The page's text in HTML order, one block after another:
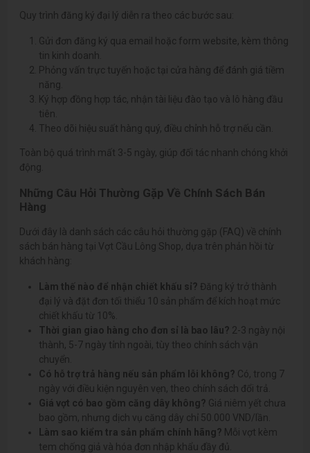
Quy trình đăng ký đại lý diễn ra theo các bước sau:
Gửi đơn đăng ký qua email hoặc form website, kèm thông
tin kinh doanh.
Phỏng vấn trực tuyến hoặc tại cửa hàng để đánh giá tiềm
năng.
Ký hợp đồng hợp tác, nhận tài liệu đào tạo và lô hàng đầu
tiên.
Theo dõi hiệu suất hàng quý, điều chỉnh hỗ trợ nếu cần.
Toàn bộ quá trình mất 3-5 ngày, giúp đối tác nhanh chóng khởi
động.
Những Câu Hỏi Thường Gặp Về Chính Sách Bán
Hàng
Dưới đây là danh sách các câu hỏi thường gặp (FAQ) về chính
sách bán hàng tại Vợt Cầu Lông Shop, dựa trên phản hồi từ
khách hàng:
Làm thế nào để nhận chiết khấu sỉ? Đăng ký trở thành
đại lý và đặt đơn tối thiểu 10 sản phẩm để kích hoạt mức
chiết khấu từ 10%.
Thời gian giao hàng cho đơn sỉ là bao lâu? 2-3 ngày nội
thành, 5-7 ngày tỉnh ngoài, tùy theo chính sách vận
chuyển.
Có hỗ trợ trả hàng nếu sản phẩm lỗi không? Có, trong 7
ngày với điều kiện nguyên vẹn, theo chính sách đổi trả.
Giá vợt có bao gồm căng dây không? Giá niêm yết chưa
bao gồm, nhưng dịch vụ căng dây chỉ 50.000 VND/lần.
Làm sao kiểm tra sản phẩm chính hãng? Mỗi vợt kèm
tem chống giả và hóa đơn nhập khẩu đầy đủ.